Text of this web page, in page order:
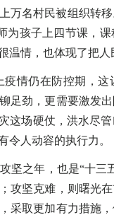
万名村民被组织转
孩子上四节课，课
情，也体现了把人
情仍在防控期，这
足劲，更需要激发
这场硬仗，洪水尽
令人动容的执行力。
之年，也是“十三
攻坚克难，则曙光
采取更加有力措施